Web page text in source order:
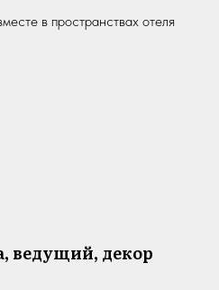
в пространствах отеля
ведущий, декор